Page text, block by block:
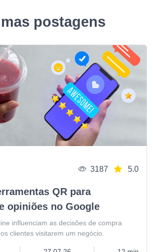
postagens
3187 5.0
QR para
opiniões no Google
influenciam as decisões de compra
clientes visitarem um negócio.